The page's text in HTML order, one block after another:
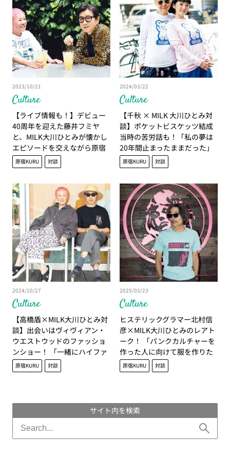
Culture
2023/10/21
【ライブ情報も！】デビュー
40周年を迎えた藤井フミヤ
と、MILK大川ひとみが懐かし
エピソードを交えながら原宿
トーク！【原宿KURU？】
原宿KURU 対談
Culture
2024/03/22
【千秋 × MILK 大川ひとみ対
談】ポケットビスケッツ結成
当時の苦労話も！「私の夢は
20年間止まったままだった」
原宿KURU 対談
Culture
2024/10/27
【高橋盾×MILK大川ひとみ対
談】出会いはヴィヴィアン・
ウエストウッドのファッショ
ンショー！ 「一緒にハイファ
ッションやモードを見てき
た」
原宿KURU 対談
Culture
2025/03/23
ヒステリックグラマー北村信
彦×MILK大川ひとみのレアト
ーク！ 「パンクカルチャーを
作った人に向けて服を作りた
い」
原宿KURU 対談
サイト内を検索